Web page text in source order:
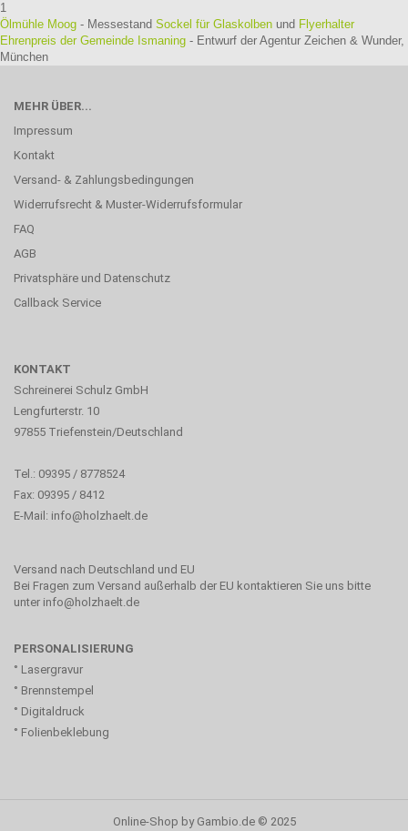
1
Ölmühle Moog - Messestand Sockel für Glaskolben und Flyerhalter
Ehrenpreis der Gemeinde Ismaning - Entwurf der Agentur Zeichen & Wunder,
München
MEHR ÜBER...
Impressum
Kontakt
Versand- & Zahlungsbedingungen
Widerrufsrecht & Muster-Widerrufsformular
FAQ
AGB
Privatsphäre und Datenschutz
Callback Service
KONTAKT
Schreinerei Schulz GmbH
Lengfurterstr. 10
97855 Triefenstein/Deutschland
Tel.: 09395 / 8778524
Fax: 09395 / 8412
E-Mail: info@holzhaelt.de
Versand nach Deutschland und EU
Bei Fragen zum Versand außerhalb der EU kontaktieren Sie uns bitte
unter info@holzhaelt.de
PERSONALISIERUNG
° Lasergravur
° Brennstempel
° Digitaldruck
° Folienbeklebung
Online-Shop by Gambio.de © 2025